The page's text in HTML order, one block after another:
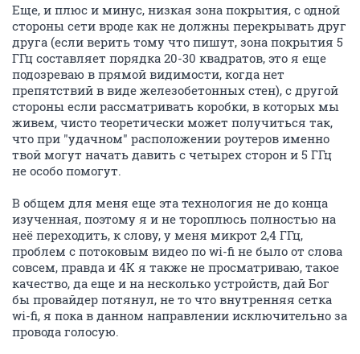
Еще, и плюс и минус, низкая зона покрытия, с одной
стороны сети вроде как не должны перекрывать друг
друга (если верить тому что пишут, зона покрытия 5
ГГц составляет порядка 20-30 квадратов, это я еще
подозреваю в прямой видимости, когда нет
препятствий в виде железобетонных стен), с другой
стороны если рассматривать коробки, в которых мы
живем, чисто теоретически может получиться так,
что при "удачном" расположении роутеров именно
твой могут начать давить с четырех сторон и 5 ГГц
не особо помогут.
В общем для меня еще эта технология не до конца
изученная, поэтому я и не тороплюсь полностью на
неё переходить, к слову, у меня микрот 2,4 ГГц,
проблем с потоковым видео по wi-fi не было от слова
совсем, правда и 4К я также не просматриваю, такое
качество, да еще и на несколько устройств, дай Бог
бы провайдер потянул, не то что внутренняя сетка
wi-fi, я пока в данном направлении исключительно за
провода голосую.